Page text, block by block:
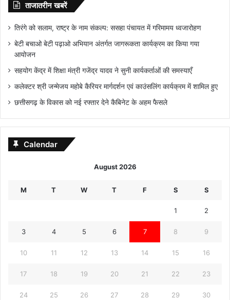
ताजातरीन खबरें
तिरंगे को सलाम, राष्ट्र के नाम संकल्प: ससहा पंचायत में गरिमामय ध्वजारोहण
बेटी बचाओ बेटी पढ़ाओ अभियान अंतर्गत जागरूकता कार्यक्रम का किया गया
आयोजन
सहयोग केंद्र में शिक्षा मंत्री गजेंद्र यादव ने सुनी कार्यकर्ताओं की समस्याएँ
कलेक्टर श्री जन्मेजय महोबे कैरियर मार्गदर्शन एवं काउंसलिंग कार्यक्रम में शामिल हुए
छत्तीसगढ़ के विकास को नई रफ्तार देने कैबिनेट के अहम फैसले
Calendar
August 2026
M T W T F S S
1 2
3 4 5 6 7 8 9
10 11 12 13 14 15 16
17 18 19 20 21 22 23
24 25 26 27 28 29 30